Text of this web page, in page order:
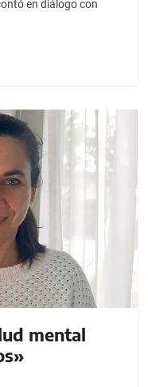
en diálogo con
mental